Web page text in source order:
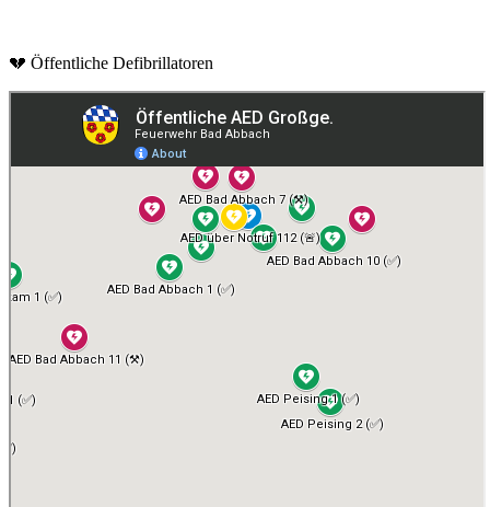
💔 Öffentliche Defibrillatoren